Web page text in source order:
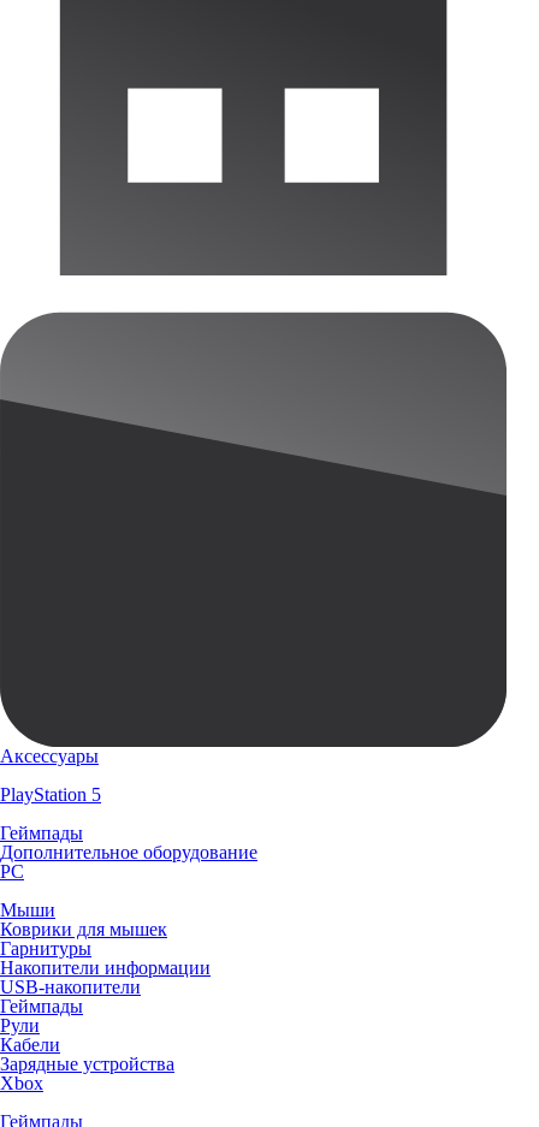
Аксессуары
PlayStation 5
Геймпады
Дополнительное оборудование
PC
Мыши
Коврики для мышек
Гарнитуры
Накопители информации
USB-накопители
Геймпады
Рули
Кабели
Зарядные устройства
Xbox
Геймпады